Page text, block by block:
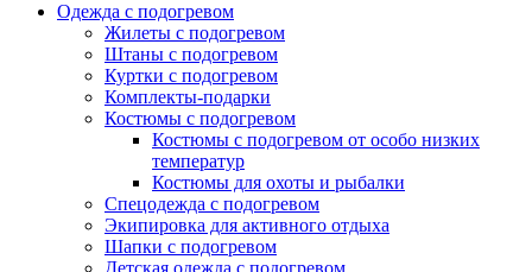
Одежда с подогревом
Жилеты с подогревом
Штаны с подогревом
Куртки с подогревом
Комплекты-подарки
Костюмы с подогревом
Костюмы с подогревом от особо низких
температур
Костюмы для охоты и рыбалки
Спецодежда с подогревом
Экипировка для активного отдыха
Шапки с подогревом